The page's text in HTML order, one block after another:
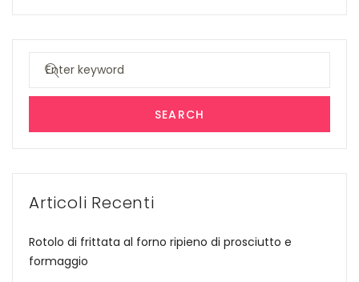
Search
SEARCH
Articoli Recenti
Rotolo di frittata al forno ripieno di prosciutto e
formaggio